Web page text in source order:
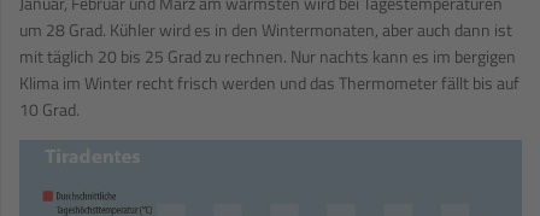
um 28 Grad. Kühler wird es in den Wintermonaten, aber auch dann ist
mit täglich 20 bis 25 Grad zu rechnen. Nur nachts kann es im bergigen
Klima im Winter recht frisch werden und das Thermometer fällt bis auf
10 Grad.